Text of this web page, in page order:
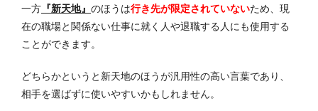
一方 『新天地』 のほうは行き先が限定されていないため、現
在の職場と関係ない仕事に就く人や退職する人にも使用する
ことができます。
どちらかというと新天地のほうが汎用性の高い言葉であり、
相手を選ばずに使いやすいかもしれません。